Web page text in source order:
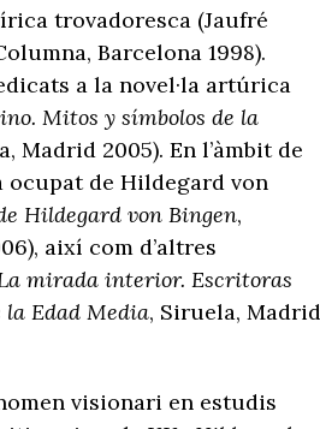
trovadoresca (Jaufré
Barcelona 1998).
a la novel·la artúrica
Mitos y símbolos de la
Madrid 2005). En l’àmbit de
ocupat de Hildegard von
Hildegard von Bingen,
així com d’altres
mirada interior. Escritoras
Edad Media, Siruela, Madrid
visionari en estudis